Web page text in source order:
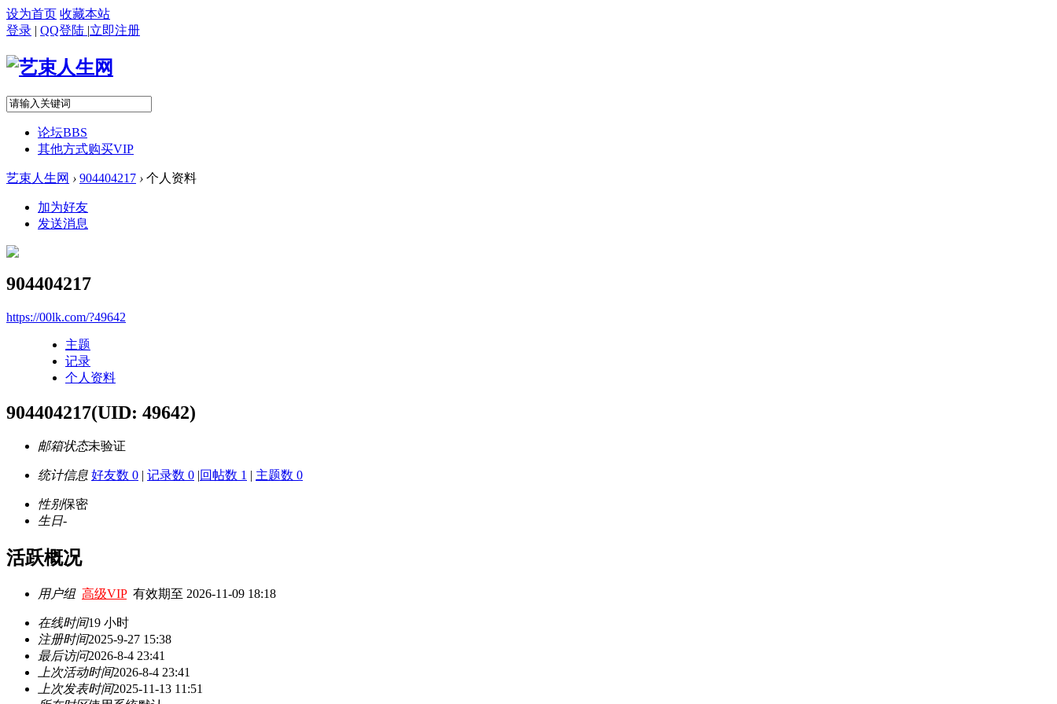
设为首页 收藏本站
登录 | QQ登陆 |立即注册
论坛BBS
其他方式购买VIP
艺束人生网 › 904404217 › 个人资料
加为好友
发送消息
904404217
https://00lk.com/?49642
主题
记录
个人资料
904404217(UID: 49642)
邮箱状态未验证
统计信息 好友数 0 | 记录数 0 |回帖数 1 | 主题数 0
性别保密
生日-
活跃概况
用户组 高级VIP有效期至 2026-11-09 18:18
在线时间19 小时
注册时间2025-9-27 15:38
最后访问2026-8-4 23:41
上次活动时间2026-8-4 23:41
上次发表时间2025-11-13 11:51